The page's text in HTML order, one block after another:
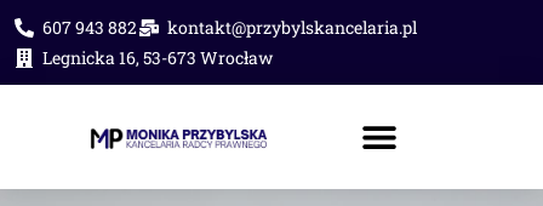
607 943 882
kontakt@przybylskancelaria.pl
Legnicka 16, 53-673 Wrocław